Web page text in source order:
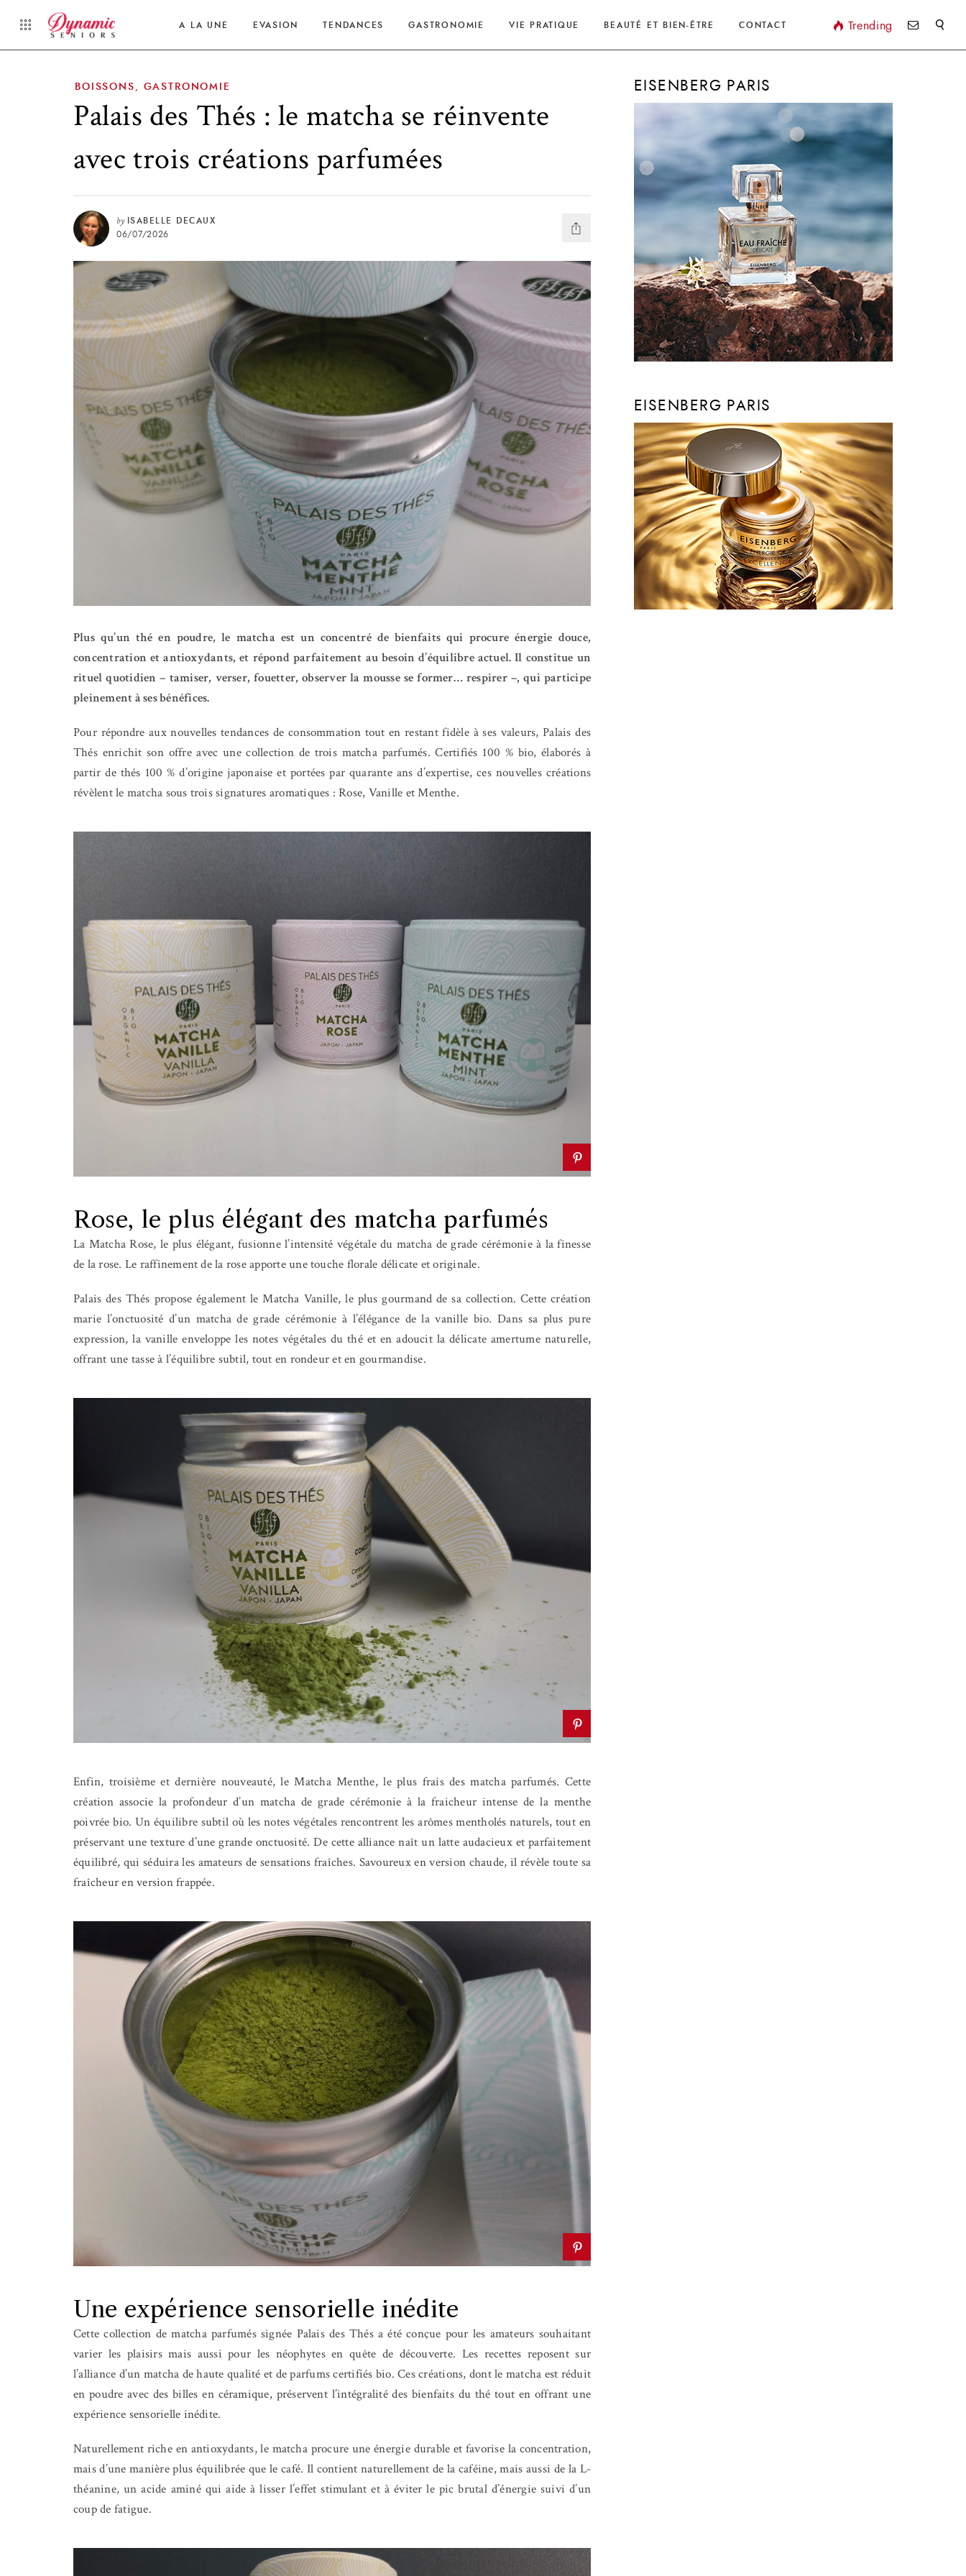
A LA UNE EVASION TENDANCES GASTRONOMIE VIE PRATIQUE BEAUTÉ ET BIEN-ÊTRE CONTACT Trending
BOISSONS GASTRONOMIE
Palais des Thés : le matcha se réinvente
avec trois créations parfumées
by ISABELLE DECAUX
06/07/2026
Plus qu’un thé en poudre, le matcha est un concentré de bienfaits qui procure énergie douce,
concentration et antioxydants, et répond parfaitement au besoin d’équilibre actuel. Il constitue un
rituel quotidien – tamiser, verser, fouetter, observer la mousse se former… respirer –, qui participe
pleinement à ses bénéfices.
Pour répondre aux nouvelles tendances de consommation tout en restant fidèle à ses valeurs, Palais des
Thés enrichit son offre avec une collection de trois matcha parfumés. Certifiés 100 % bio, élaborés à
partir de thés 100 % d’origine japonaise et portées par quarante ans d’expertise, ces nouvelles créations
révèlent le matcha sous trois signatures aromatiques : Rose, Vanille et Menthe.
Rose, le plus élégant des matcha parfumés
La Matcha Rose, le plus élégant, fusionne l’intensité végétale du matcha de grade cérémonie à la finesse
de la rose. Le raffinement de la rose apporte une touche florale délicate et originale.
Palais des Thés propose également le Matcha Vanille, le plus gourmand de sa collection. Cette création
marie l’onctuosité d’un matcha de grade cérémonie à l’élégance de la vanille bio. Dans sa plus pure
expression, la vanille enveloppe les notes végétales du thé et en adoucit la délicate amertume naturelle,
offrant une tasse à l’équilibre subtil, tout en rondeur et en gourmandise.
Enfin, troisième et dernière nouveauté, le Matcha Menthe, le plus frais des matcha parfumés. Cette
création associe la profondeur d’un matcha de grade cérémonie à la fraicheur intense de la menthe
poivrée bio. Un équilibre subtil où les notes végétales rencontrent les arômes mentholés naturels, tout en
préservant une texture d’une grande onctuosité. De cette alliance naît un latte audacieux et parfaitement
équilibré, qui séduira les amateurs de sensations fraîches. Savoureux en version chaude, il révèle toute sa
fraîcheur en version frappée.
Une expérience sensorielle inédite
Cette collection de matcha parfumés signée Palais des Thés a été conçue pour les amateurs souhaitant
varier les plaisirs mais aussi pour les néophytes en quête de découverte. Les recettes reposent sur
l’alliance d’un matcha de haute qualité et de parfums certifiés bio. Ces créations, dont le matcha est réduit
en poudre avec des billes en céramique, préservent l’intégralité des bienfaits du thé tout en offrant une
expérience sensorielle inédite.
Naturellement riche en antioxydants, le matcha procure une énergie durable et favorise la concentration,
mais d’une manière plus équilibrée que le café. Il contient naturellement de la caféine, mais aussi de la L-
théanine, un acide aminé qui aide à lisser l’effet stimulant et à éviter le pic brutal d’énergie suivi d’un
coup de fatigue.
EISENBERG PARIS
EISENBERG PARIS